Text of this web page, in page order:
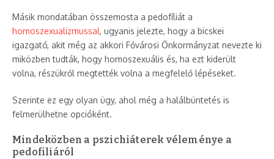
Másik mondatában összemosta a pedofíliát a
homoszexualizmussal, ugyanis jelezte, hogy a bicskei
igazgató, akit még az akkori Fővárosi Önkormányzat nevezte ki
miközben tudták, hogy homoszexuális és, ha ezt kiderült
volna, részükről megtették volna a megfelelő lépéseket.
Szerinte ez egy olyan ügy, ahol még a halálbüntetés is
felmerülhetne opcióként.
Mindeközben a pszichiáterek véleménye a
pedofiliáról